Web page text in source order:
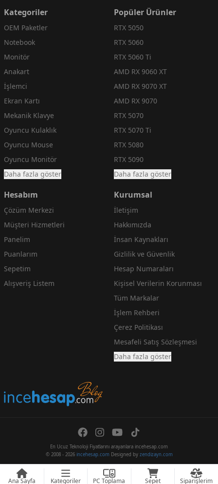
Ana Sayfa Kategoriler PC Toplama Sepet Siparişlerim
Kategoriler
OEM Paketler
Notebook
Monitör
Anakart
İşlemci
Ekran Kartı
Mekanik Klavye
Oyuncu Kulaklık
Oyuncu Mouse
Oyuncu Monitör
Daha fazla göster
Popüler Ürünler
RTX 5050
RTX 5060
RTX 5060 Ti
AMD RX 9060 XT
AMD RX 9070 XT
AMD RX 9070
RTX 5070
RTX 5070 Ti
RTX 5080
RTX 5090
Daha fazla göster
Hesabım
Çözüm Merkezi
Müşteri Hizmetleri
Panelim
Puanlarım
Sepetim
Alışveriş Listem
Kurumsal
İletişim
Hakkımızda
İnsan Kaynakları
Gizlilik ve Güvenlik
Hesap Numaraları
Kişisel Verilerin Korunması
Tüm Markalar
İşlem Rehberi
Çerez Politikası
Mesafeli Satış Sözleşmesi
Daha fazla göster
En Ucuz Teknoloji Fiyatlarını arayanlara incehesap.com
© 2008 - 2026 incehesap.comDesigned by zendizayn.com